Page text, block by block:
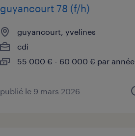
guyancourt 78 (f/h)
guyancourt, yvelines
cdi
55 000 € - 60 000 € par année
publié le 9 mars 2026